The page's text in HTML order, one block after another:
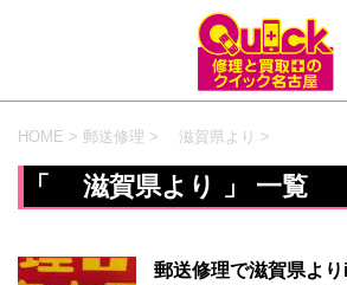
HOME > 郵送修理 > 滋賀県より >
「 滋賀県より 」 一覧
郵送修理で滋賀県よ